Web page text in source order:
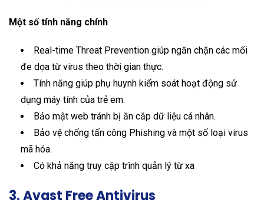
Một số tính năng chính
Real-time Threat Prevention giúp ngăn chặn các mối
đe dọa từ virus theo thời gian thực.
Tính năng giúp phụ huynh kiểm soát hoạt động sử
dụng máy tính của trẻ em.
Bảo mật web tránh bị ăn cắp dữ liệu cá nhân.
Bảo vệ chống tấn công Phishing và một số loại virus
mã hóa.
Có khả năng truy cập trình quản lý từ xa
3. Avast Free Antivirus